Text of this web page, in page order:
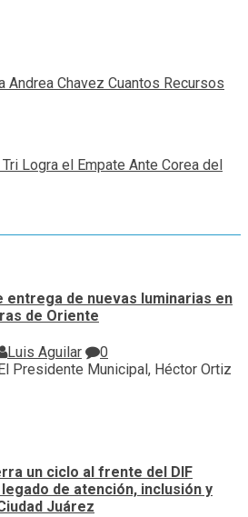
Andrea Chavez Cuantos Recursos
Logra el Empate Ante Corea del
entrega de nuevas luminarias en
de Oriente
Luis Aguilar
0
Presidente Municipal, Héctor Ortiz
un ciclo al frente del DIF
de atención, inclusión y
Juárez